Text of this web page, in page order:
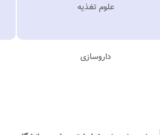
علوم تغذیه
داروسازی